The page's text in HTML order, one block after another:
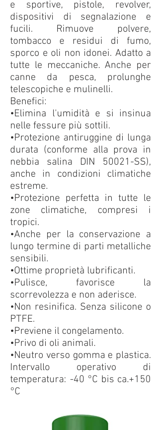
e sportive, pistole, revolver,
dispositivi di segnalazione e
fucili. Rimuove polvere,
tombacco e residui di fumo,
sporco e oli non idonei. Adatto a
tutte le meccaniche. Anche per
canne da pesca, prolunghe
telescopiche e mulinelli.
Benefici:
•Elimina l'umidità e si insinua
nelle fessure più sottili.
•Protezione antiruggine di lunga
durata (conforme alla prova in
nebbia salina DIN 50021-SS),
anche in condizioni climatiche
estreme.
•Protezione perfetta in tutte le
zone climatiche, compresi i
tropici.
•Anche per la conservazione a
lungo termine di parti metalliche
sensibili.
•Ottime proprietà lubrificanti.
•Pulisce, favorisce la
scorrevolezza e non aderisce.
•Non resinifica. Senza silicone o
PTFE.
•Previene il congelamento.
•Privo di oli animali.
•Neutro verso gomma e plastica.
Intervallo operativo di
temperatura: -40 °C bis ca.+150
°C